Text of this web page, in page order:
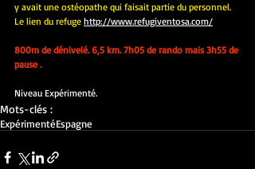
y avait une ostéopathe qui faisait partie du personnel.
Le lien du refuge http://www.refugiventosa.com/
800m de dénivelé. 6,5 km. 7h05 de rando mais 3h55 de
pause .
Niveau Expérimenté.
Mots-clés :
ExpérimentéEspagne